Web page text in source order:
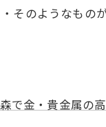
のようなもの
で金・貴金属の